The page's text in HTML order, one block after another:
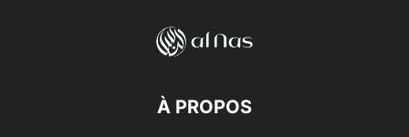
À PROPOS